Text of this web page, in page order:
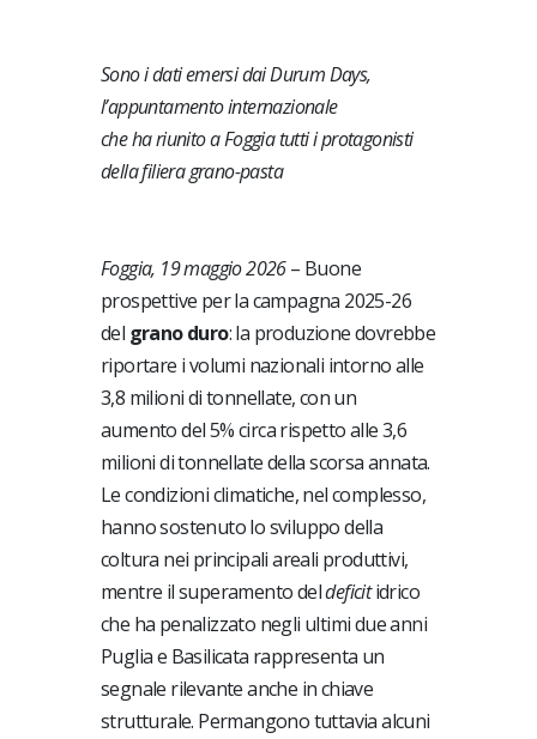
Sono i dati emersi dai Durum Days,
l’appuntamento internazionale
che ha riunito a Foggia tutti i protagonisti
della filiera grano-pasta
Foggia, 19 maggio 2026– Buone
prospettive per la campagna 2025-26
del grano duro: la produzione dovrebbe
riportare i volumi nazionali intorno alle
3,8 milioni di tonnellate, con un
aumento del 5% circa rispetto alle 3,6
milioni di tonnellate della scorsa annata.
Le condizioni climatiche, nel complesso,
hanno sostenuto lo sviluppo della
coltura nei principali areali produttivi,
mentre il superamento deldeficitidrico
che ha penalizzato negli ultimi due anni
Puglia e Basilicata rappresenta un
segnale rilevante anche in chiave
strutturale. Permangono tuttavia alcuni